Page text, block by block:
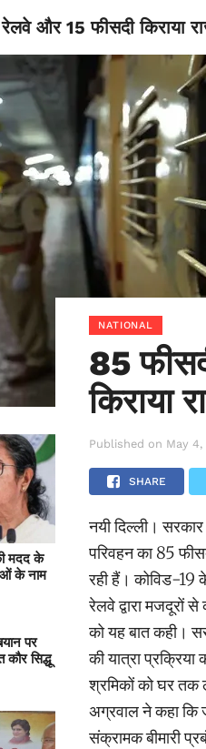
रेलवे और 15 फीसदी किराया
मदद के
के नाम
पर
सिद्धू
NATIONAL
85
किराया
Published on May 4,
SHARE
नयी दिल्ली।
परिवहन का 85
रही हैं। कोविड-19
रेलवे द्वारा मजदूरों
को यह बात कही।
की यात्रा
श्रमिकों को घर तक
अग्रवाल ने कहा कि
संक्रामक बीमारी